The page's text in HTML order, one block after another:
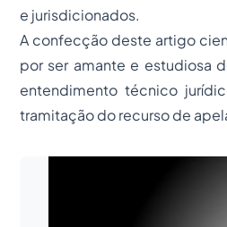
e jurisdicionados.
A confecção deste artigo
por ser amante e estudiosa
entendimento técnico
tramitação do recurso de